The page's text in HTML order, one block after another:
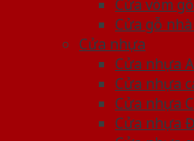
Cửa vòm gỗ
Cửa gỗ
Cửa nhựa
Cửa nhựa
Cửa nhựa
Cửa nhựa
Cửa nhựa